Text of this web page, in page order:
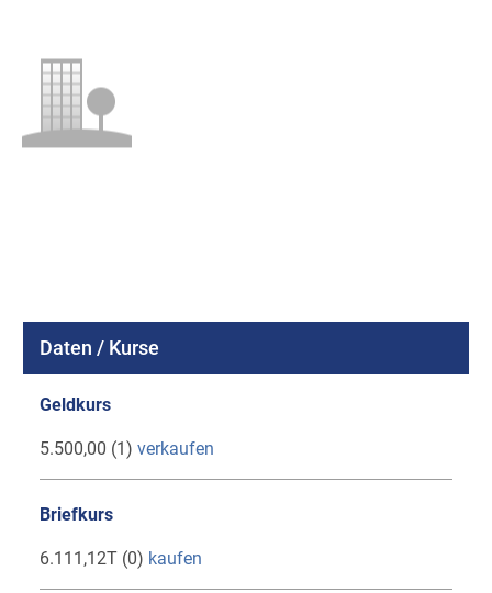
Daten / Kurse
Geldkurs
5.500,00 (1) verkaufen
Briefkurs
6.111,12T (0) kaufen